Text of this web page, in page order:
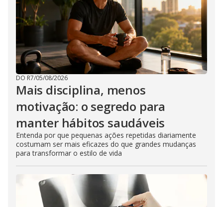
DO R7/05/08/2026
Mais disciplina, menos
motivação: o segredo para
manter hábitos saudáveis
Entenda por que pequenas ações repetidas diariamente
costumam ser mais eficazes do que grandes mudanças
para transformar o estilo de vida